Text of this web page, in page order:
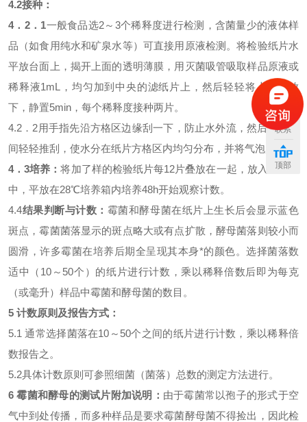
4.2接种：
4．2．1一般食品选2～3个稀释度进行检测，含菌量少的液体样
品（如食用纯水和矿泉水等）可直接用原液检测。将检验纸片水
平放台面上，揭开上面的透明薄膜，用灭菌吸管吸取样品原液或
稀释液1mL，均匀加到中央的滤纸片上，然后轻轻将上盖膜放
下，静置5min，每个稀释度接种两片。
4.2．2用手指先沿方格区边缘刮一下，防止水外流，然后再在中
间轻轻推刮，使水分在纸片方格区内均匀分布，并将气泡赶走。
4．3培养：将加了样的检验纸片每12片叠放在一起，放入自封袋
中，平放在28℃培养箱内培养48h开始观察计数。
4.4结果判断与计数： 霉菌和酵母菌在纸片上生长后会显示蓝色
斑点，霉菌菌落显示的斑点略大或有点扩散，酵母菌落则较小而
圆滑，许多霉菌在培养后期全呈现其本身*的颜色。选择菌落数
适中（10～50个）的纸片进行计数，乘以稀释倍数后即为每克
（或毫升）样品中霉菌和酵母菌的数目。
5 计数原则及报告方式：
5.1通常选择菌落在10～50个之间的纸片进行计数，乘以稀释倍
数报告之。
5.2具体计数原则可参照细菌（菌落）总数的测定方法进行。
6霉菌和酵母的测试片附加说明： 由于霉菌常以孢子的形式于空
气中到处传播，而多种样品是要求霉菌酵母菌不得捡出，因此检
联系
顶部